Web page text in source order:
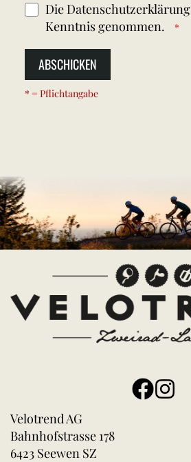
Die Datenschutzerklärung
Kenntnis genommen.
ABSCHICKEN
* = Pflichtangabe
Velotrend AG
Bahnhofstrasse 178
6423 Seewen SZ